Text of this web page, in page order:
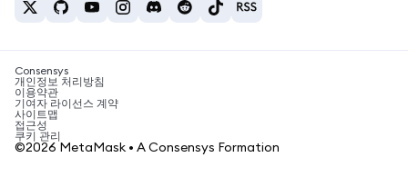
ETH를 USDT로 환전
USDT 매수
SHIB 매수
BNB 매수
암호화폐 세금 뉴스
암호화폐 매수 방법
비트코인 매도 방법
Consensys
개인정보 처리방침
이용약관
기여자 라이선스 계약
사이트맵
접근성
쿠키 관리
©2026 MetaMask • A Consensys Formation